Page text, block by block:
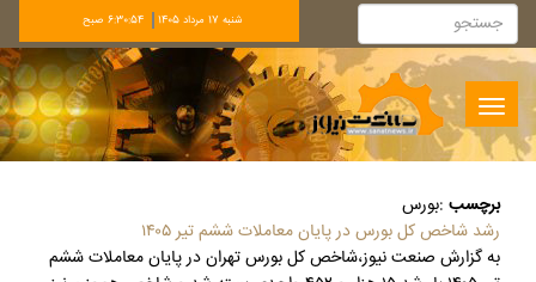
شنبه 17 مرداد 1405 6:30:54 صبح
Toggle
navigation
برچسب :بورس
رشد شاخص کل بورس در پایان معاملات ششم تیر ۱۴۰۵
به گزارش صنعت نیوز،شاخص کل بورس تهران در پایان معاملات ششم